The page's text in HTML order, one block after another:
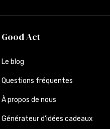
Good Act
Le blog
Questions fréquentes
À propos de nous
Générateur d’idées cadeaux